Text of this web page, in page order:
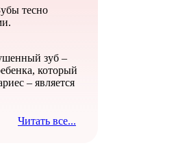
тесно
зуб –
который
– является
Читать все...